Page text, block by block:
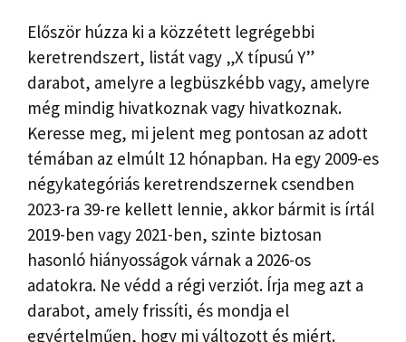
Először húzza ki a közzétett legrégebbi
keretrendszert, listát vagy „X típusú Y”
darabot, amelyre a legbüszkébb vagy, amelyre
még mindig hivatkoznak vagy hivatkoznak.
Keresse meg, mi jelent meg pontosan az adott
témában az elmúlt 12 hónapban. Ha egy 2009-es
négykategóriás keretrendszernek csendben
2023-ra 39-re kellett lennie, akkor bármit is írtál
2019-ben vagy 2021-ben, szinte biztosan
hasonló hiányosságok várnak a 2026-os
adatokra. Ne védd a régi verziót. Írja meg azt a
darabot, amely frissíti, és mondja el
egyértelműen, hogy mi változott és miért.